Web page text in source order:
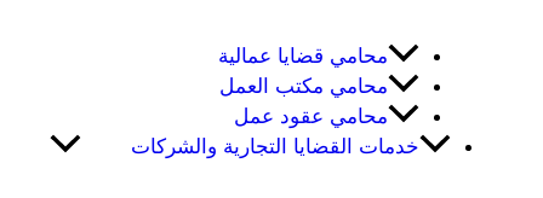
محامي قضايا عمالية
محامي مكتب العمل
محامي عقود عمل
خدمات القضايا التجارية والشركات